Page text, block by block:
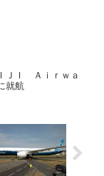
ＪＩ Ａｉｒｗａ
就航